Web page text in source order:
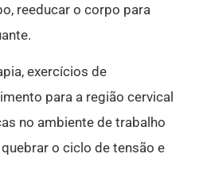
reeducar o corpo para
exercícios de
para a região cervical
no ambiente de trabalho
o ciclo de tensão e